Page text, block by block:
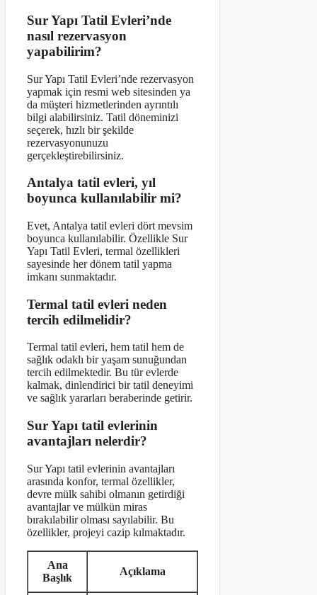
Sur Yapı Tatil Evleri’nde
nasıl rezervasyon
yapabilirim?
Sur Yapı Tatil Evleri’nde rezervasyon
yapmak için resmi web sitesinden ya
da müşteri hizmetlerinden ayrıntılı
bilgi alabilirsiniz. Tatil döneminizi
seçerek, hızlı bir şekilde
rezervasyonunuzu
gerçekleştirebilirsiniz.
Antalya tatil evleri, yıl
boyunca kullanılabilir mi?
Evet, Antalya tatil evleri dört mevsim
boyunca kullanılabilir. Özellikle Sur
Yapı Tatil Evleri, termal özellikleri
sayesinde her dönem tatil yapma
imkanı sunmaktadır.
Termal tatil evleri neden
tercih edilmelidir?
Termal tatil evleri, hem tatil hem de
sağlık odaklı bir yaşam sunuğundan
tercih edilmektedir. Bu tür evlerde
kalmak, dinlendirici bir tatil deneyimi
ve sağlık yararları beraberinde getirir.
Sur Yapı tatil evlerinin
avantajları nelerdir?
Sur Yapı tatil evlerinin avantajları
arasında konfor, termal özellikler,
devre mülk sahibi olmanın getirdiği
avantajlar ve mülkün miras
bırakılabilir olması sayılabilir. Bu
özellikler, projeyi cazip kılmaktadır.
Ana
Başlık
Açıklama